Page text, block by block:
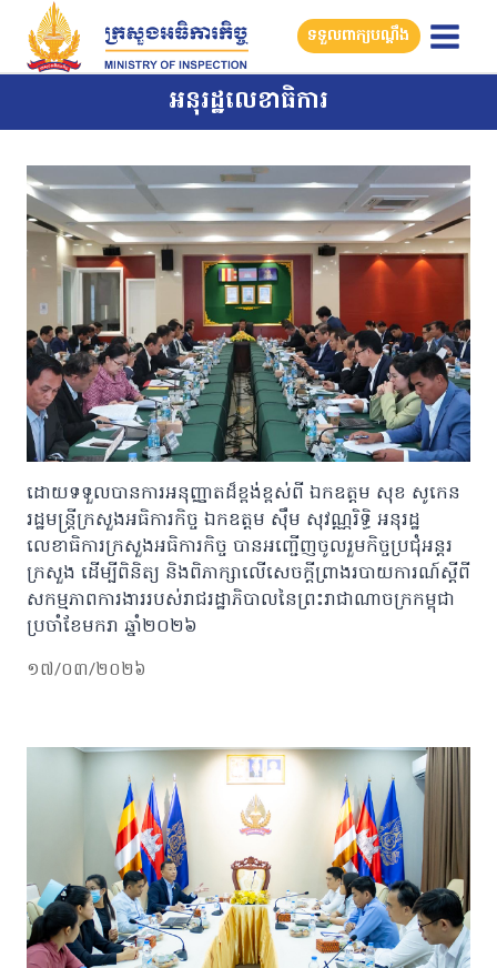
Skip
content
ទទួលពាក្យបណ្តឹង
អនុរដ្ឋលេខាធិការ
ដោយទទួលបានការអនុញ្ញាតដ៏ខ្ពង់ខ្ពស់ពី ឯកឧត្តម សុខ សូកេន
រដ្ឋមន្រ្តីក្រសួងអធិការកិច្ច ឯកឧត្តម ស៊ឹម សុវណ្ណរិទ្ធិ អនុរដ្ឋ
លេខាធិការក្រសួងអធិការកិច្ច បានអញ្ជើញចូលរួមកិច្ចប្រជុំអន្តរ
ក្រសួង ដើម្បីពិនិត្យ និងពិភាក្សាលើសេចក្តីព្រាងរបាយការណ៍ស្តីពី
សកម្មភាពការងាររបស់រាជរដ្ឋាភិបាលនៃព្រះរាជាណាចក្រកម្ពុជា
ប្រចាំខែមករា ឆ្នាំ២០២៦
១៧/០៣/២០២៦